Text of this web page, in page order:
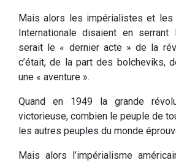
Mais alors les impérialistes et
Internationale disaient en
serait le « dernier acte » de la
c’était, de la part des bolcheviks,
une « aventure ».
Quand en 1949 la grande
victorieuse, combien le peuple de
les autres peuples du monde
Mais alors l’impérialisme